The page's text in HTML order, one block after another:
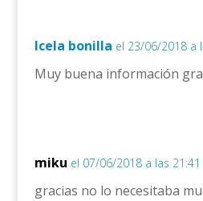
Icela bonilla el 23/06/2018 a
Muy buena información
miku el 07/06/2018 a las 21:41
gracias no lo necesitaba